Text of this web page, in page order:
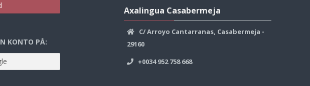
KONTO PÅ:
Casabermeja
Axalingua Casabermeja
C/ Arroyo Cantarranas, Casabermeja -
29160
+0034 952 758 668